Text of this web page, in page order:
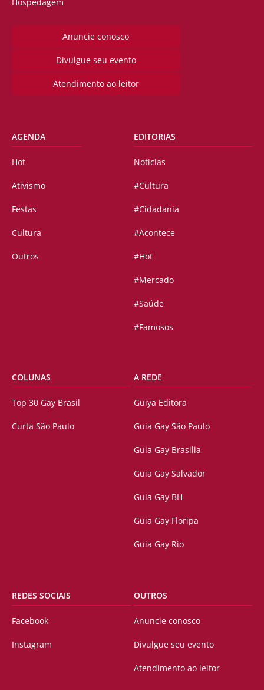
Anuncie conosco
Divulgue seu evento
Atendimento ao leitor
AGENDA
Hot
Ativismo
Festas
Cultura
Outros
EDITORIAS
Notícias
#Cultura
#Cidadania
#Acontece
#Hot
#Mercado
#Saúde
#Famosos
COLUNAS
Top 30 Gay Brasil
Curta São Paulo
A REDE
Guiya Editora
Guia Gay São Paulo
Guia Gay Brasilia
Guia Gay Salvador
Guia Gay BH
Guia Gay Floripa
Guia Gay Rio
REDES SOCIAIS
Facebook
Instagram
OUTROS
Anuncie conosco
Divulgue seu evento
Atendimento ao leitor